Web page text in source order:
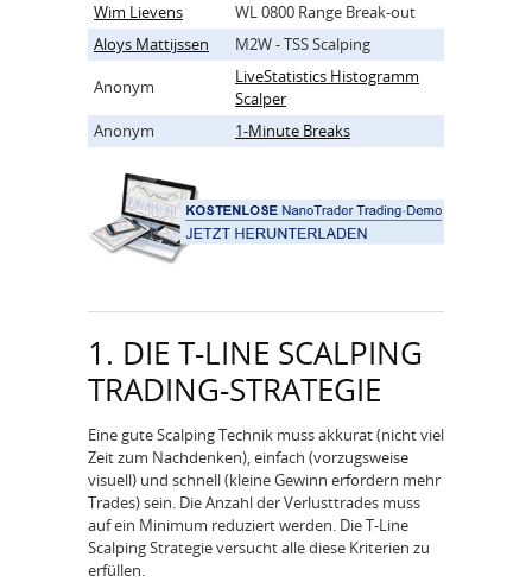
Wim Lievens
WL 0800 Range Break-out
Aloys Mattijssen
M2W - TSS Scalping
Anonym
LiveStatistics Histogramm
Scalper
Anonym
1-Minute Breaks
1. DIE T-LINE SCALPING
TRADING-STRATEGIE
Eine gute Scalping Technik muss akkurat (nicht viel
Zeit zum Nachdenken), einfach (vorzugsweise
visuell) und schnell (kleine Gewinn erfordern mehr
Trades) sein. Die Anzahl der Verlusttrades muss
auf ein Minimum reduziert werden. Die T-Line
Scalping Strategie versucht alle diese Kriterien zu
erfüllen.